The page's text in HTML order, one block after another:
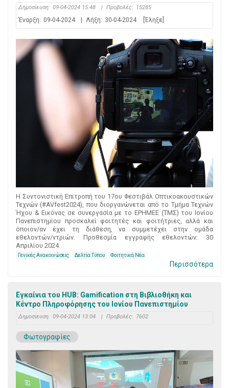
Δημοσίευση: 09-04-2024 15:48 | Προβολές: 15285
Έναρξη: 09-04-2024 Λήξη: 30-04-2024 [Έληξε]
Η Συντονιστική Επιτροπή του 17ου Φεστιβάλ Οπτικοακουστικών
Τεχνών (#AVfest2024), που διοργανώνεται από το Τμήμα Τεχνών
Ήχου & Εικόνας σε συνεργασία με το ΕΡΗΜΕΕ (ΤΜΣ) του Ιονίου
Πανεπιστημίου προσκαλεί φοιτητές και φοιτήτριες, αλλά και
όποιον/αν έχει τη διάθεση, να συμμετέχει στην ομάδα
εθελοντών/ντριών. Προθεσμία εγγραφής εθελοντών: 30
Απριλίου 2024.
Γενικές Ανακοινώσεις Δελτία Τύπου Φοιτητικά Νέα
Περισσότερα
Εγκαίνια του HUB: Gamification στη Βιβλιοθήκη και
Κέντρο Πληροφόρησης του Ιονίου Πανεπιστημίου
Δημοσίευση: 09-04-2024 13:04 | Προβολές: 7602
Φωτογραφίες